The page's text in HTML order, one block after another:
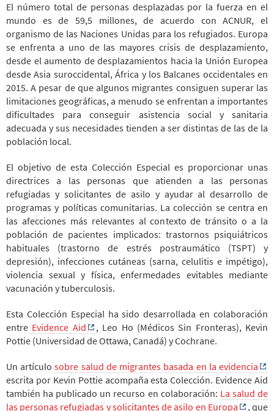
El número total de personas desplazadas por la fuerza en el
mundo es de 59,5 millones, de acuerdo con ACNUR, el
organismo de las Naciones Unidas para los refugiados. Europa
se enfrenta a uno de las mayores crisis de desplazamiento,
desde el aumento de desplazamientos hacia la Unión Europea
desde Asia suroccidental, África y los Balcanes occidentales en
2015. A pesar de que algunos migrantes consiguen superar las
limitaciones geográficas, a menudo se enfrentan a importantes
dificultades para conseguir asistencia social y sanitaria
adecuada y sus necesidades tienden a ser distintas de las de la
población local.
El objetivo de esta Colección Especial es proporcionar unas
directrices a las personas que atienden a las personas
refugiadas y solicitantes de asilo y ayudar al desarrollo de
programas y políticas comunitarias. La colección se centra en
las afecciones más relevantes al contexto de tránsito o a la
población de pacientes implicados: trastornos psiquiátricos
habituales (trastorno de estrés postraumático (TSPT) y
depresión), infecciones cutáneas (sarna, celulitis e impétigo),
violencia sexual y física, enfermedades evitables mediante
vacunación y tuberculosis.
Esta Colección Especial ha sido desarrollada en colaboración
entre Evidence Aid
, Leo Ho (Médicos Sin Fronteras), Kevin
Pottie (Universidad de Ottawa, Canadá) y Cochrane.
Un artículosobre salud de migrantes basada en la evidencia
escrita por Kevin Pottie acompaña esta Colección. Evidence Aid
también ha publicado un recurso en colaboración: La salud de
las personas refugiadas y solicitantes de asilo en Europa
, que